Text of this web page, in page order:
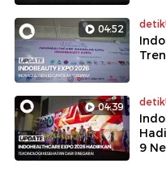
04:52
04:39
9